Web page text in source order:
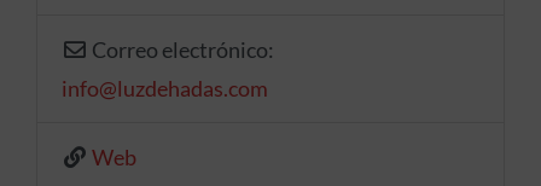
Correo electrónico:
info@luzdehadas.com
Web